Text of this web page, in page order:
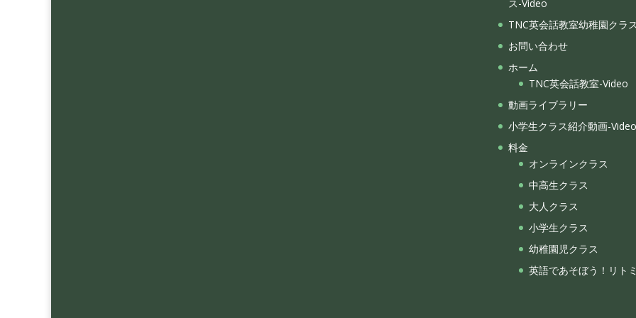
ス-Video
TNC英会話教室幼稚園クラ
お問い合わせ
ホーム
TNC英会話教室-Video
動画ライブラリー
小学生クラス紹介動画-Video
料金
オンラインクラス
中高生クラス
大人クラス
小学生クラス
幼稚園児クラス
英語であそぼう！リト